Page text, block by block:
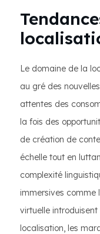
Le domaine de la
au gré des
attentes des
la fois des
de création de
échelle tout en
complexité
immersives
virtuelle
localisation, les